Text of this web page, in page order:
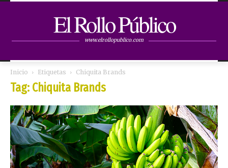
El Rollo Público
www.elrollopublico.com
Inicio Etiquetas Chiquita Brands
Tag: Chiquita Brands